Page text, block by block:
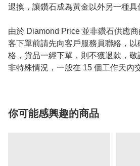
退換，讓鑽石成為黃金以外另一種具
由於 Diamond Price 並非鑽石供應
客下單前請先向客戶服務員聯絡，
格，貨品一經下單，則不獲退款，
非特殊情況，一般在 15 個工作天內
你可能感興趣的商品